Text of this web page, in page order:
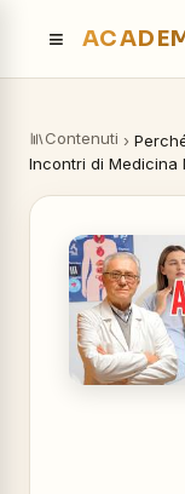
≡
Contenuti ›
Incontri di Medicina